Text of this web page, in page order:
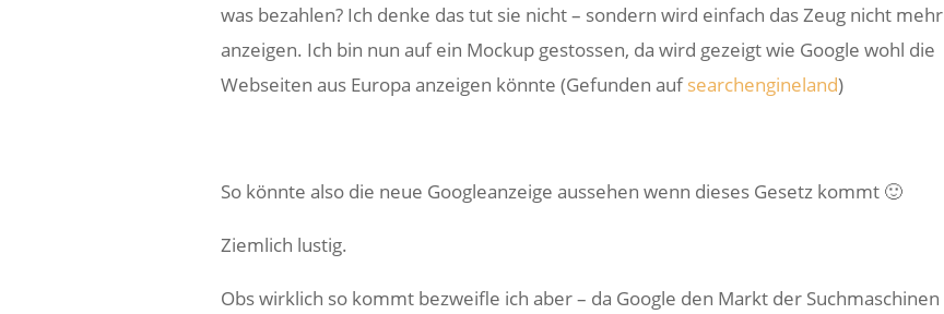
was bezahlen? Ich denke das tut sie nicht – sondern wird einfach das Zeug nicht mehr
anzeigen. Ich bin nun auf ein Mockup gestossen, da wird gezeigt wie Google wohl die
Webseiten aus Europa anzeigen könnte (Gefunden aufsearchengineland)
So könnte also die neue Googleanzeige aussehen wenn dieses Gesetz kommt 🙂
Ziemlich lustig.
Obs wirklich so kommt bezweifle ich aber – da Google den Markt der Suchmaschinen